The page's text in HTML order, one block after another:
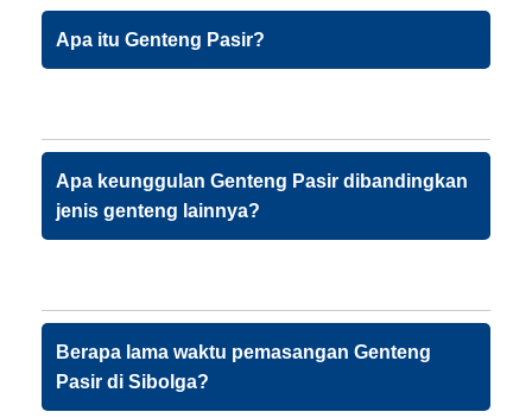
Apa itu Genteng Pasir?
Apa keunggulan Genteng Pasir dibandingkan
jenis genteng lainnya?
Berapa lama waktu pemasangan Genteng
Pasir di Sibolga?